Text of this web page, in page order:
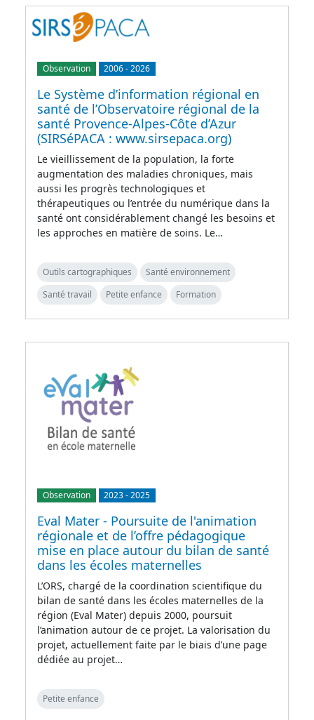
Observation 2006-2026
Le Système d’information régional en
santé de l’Observatoire régional de la
santé Provence-Alpes-Côte d’Azur
(SIRSéPACA : www.sirsepaca.org)
Le vieillissement de la population, la forte
augmentation des maladies chroniques, mais
aussi les progrès technologiques et
thérapeutiques ou l’entrée du numérique dans la
santé ont considérablement changé les besoins et
les approches en matière de soins. Le…
Outils cartographiques
Santé environnement
Santé travail
Petite enfance Formation
Observation 2023-2025
Eval Mater - Poursuite de l'animation
régionale et de l’offre pédagogique
mise en place autour du bilan de santé
dans les écoles maternelles
L’ORS, chargé de la coordination scientifique du
bilan de santé dans les écoles maternelles de la
région (Eval Mater) depuis 2000, poursuit
l’animation autour de ce projet. La valorisation du
projet, actuellement faite par le biais d’une page
dédiée au projet…
Petite enfance